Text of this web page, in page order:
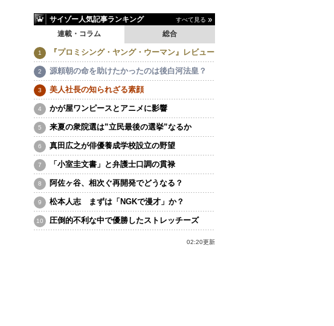
サイゾー人気記事ランキング すべて見る
連載・コラム 総合
『プロミシング・ヤング・ウーマン』レビュー
源頼朝の命を助けたかったのは後白河法皇？
美人社長の知られざる素顔
かが屋ワンピースとアニメに影響
来夏の衆院選は”立民最後の選挙”なるか
真田広之が俳優養成学校設立の野望
「小室圭文書」と弁護士口調の貫禄
阿佐ヶ谷、相次ぐ再開発でどうなる？
松本人志 まずは「NGKで漫才」か？
圧倒的不利な中で優勝したストレッチーズ
02:20更新